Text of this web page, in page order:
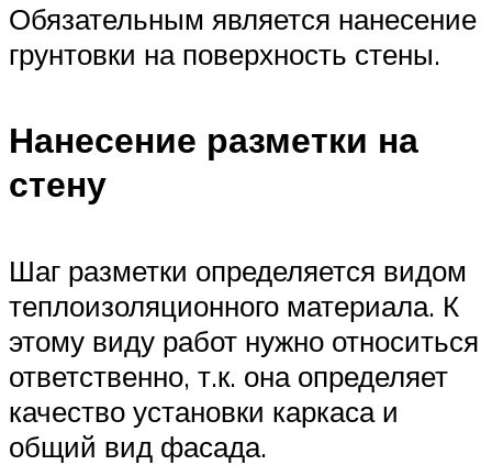
Обязательным является нанесение
грунтовки на поверхность стены.
Нанесение разметки на
стену
Шаг разметки определяется видом
теплоизоляционного материала. К
этому виду работ нужно относиться
ответственно, т.к. она определяет
качество установки каркаса и
общий вид фасада.